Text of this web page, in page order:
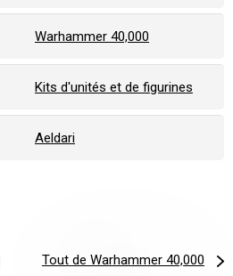
Warhammer 40,000
Kits d'unités et de figurines
Aeldari
Tout de Warhammer 40,000